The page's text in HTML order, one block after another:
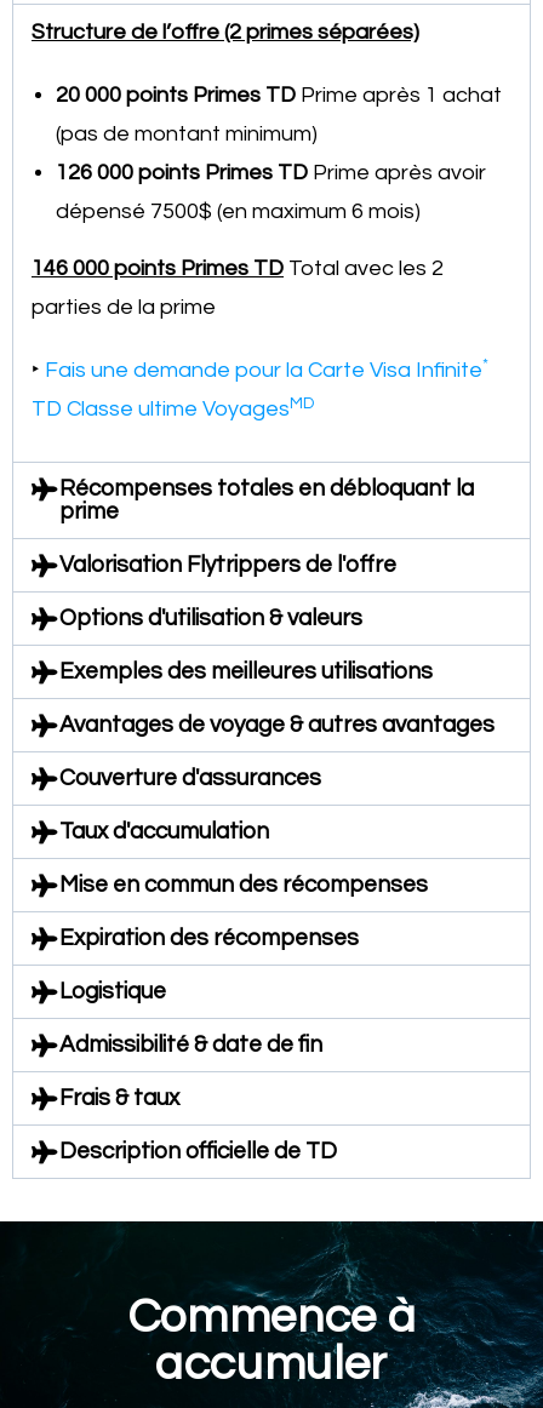
Structure de l’offre (2 primes séparées)
20 000 points Primes TD Prime après 1 achat
(pas de montant minimum)
126 000 points Primes TD Prime après avoir
dépensé 7500$ (en maximum 6 mois)
146 000 points Primes TD Total avec les 2
parties de la prime
‣ Fais une demande pour la Carte Visa Infinite*
TD Classe ultime VoyagesMD
Récompenses totales en débloquant la
prime
Valorisation Flytrippers de l'offre
Options d'utilisation & valeurs
Exemples des meilleures utilisations
Avantages de voyage & autres avantages
Couverture d'assurances
Taux d'accumulation
Mise en commun des récompenses
Expiration des récompenses
Logistique
Admissibilité & date de fin
Frais & taux
Description officielle de TD
Commence à
accumuler